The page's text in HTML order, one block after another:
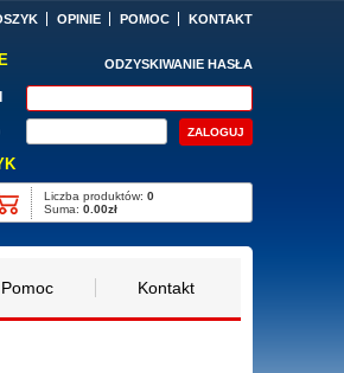
OPINIE POMOC KONTAKT
ODZYSKIWANIE HASŁA
Liczba produktów:0
Suma:0.00zł
Pomoc Kontakt